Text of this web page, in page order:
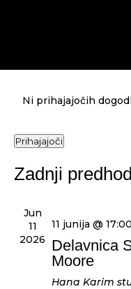
Ni prihajajočih
Prihajajoči
datum.
Zadnji
Jun
11
2026
11 junija @ 17:00
Delavnica
Moore
Hana Karim